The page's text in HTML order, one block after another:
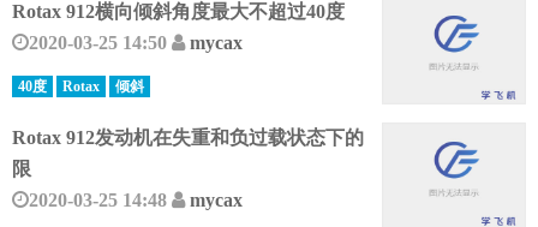
Rotax 912横向倾斜角度最大不超过40度
2020-03-25 14:50
mycax
40度 Rotax 倾斜
Rotax 912发动机在失重和负过载状态下的
限
2020-03-25 14:48
mycax